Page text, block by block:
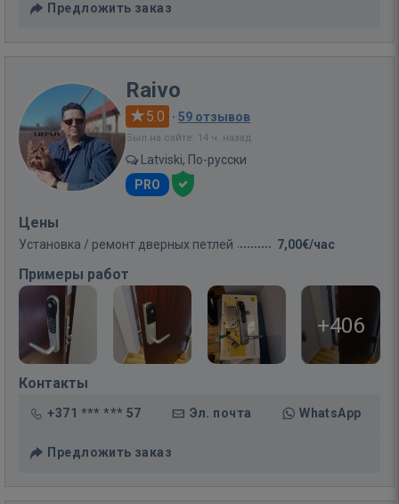
Предложить заказ
Raivo
5.0 · 59 отзывов
Был на сайте: 14 ч. назад
Latviski, По-русски
PRO
Цены
Установка / ремонт дверных петлей 7,00€/час
Примеры работ
+406
Контакты
+371 *** *** 57 Эл. почта WhatsApp
Предложить заказ